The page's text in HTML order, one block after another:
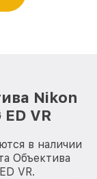
Nikon
VR
в наличии
Объектива
VR.